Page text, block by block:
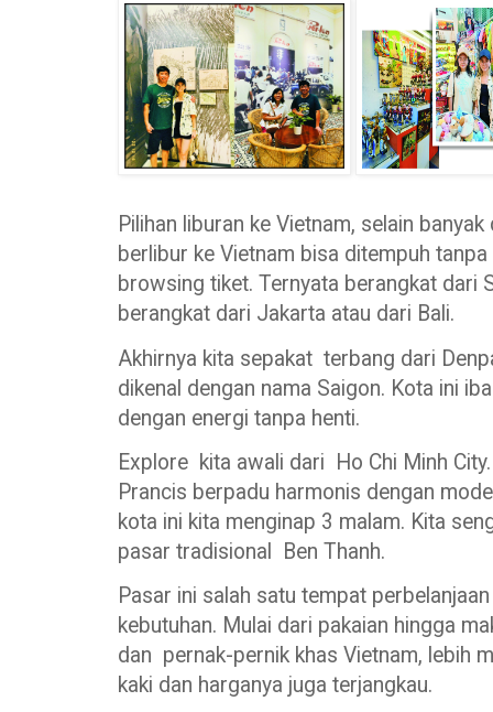
Pilihan liburan ke Vietnam, selain
berlibur ke Vietnam bisa ditempuh
browsing tiket. Ternyata berangkat dari
berangkat dari Jakarta atau dari Bali.
Akhirnya kita sepakat terbang dari
dikenal dengan nama Saigon. Kota ini
dengan energi tanpa henti.
Explore kita awali dari Ho Chi Minh
Prancis berpadu harmonis dengan
kota ini kita menginap 3 malam. Kita
pasar tradisional Ben Thanh.
Pasar ini salah satu tempat
kebutuhan. Mulai dari pakaian hingga
dan pernak-pernik khas Vietnam, lebih
kaki dan harganya juga terjangkau.